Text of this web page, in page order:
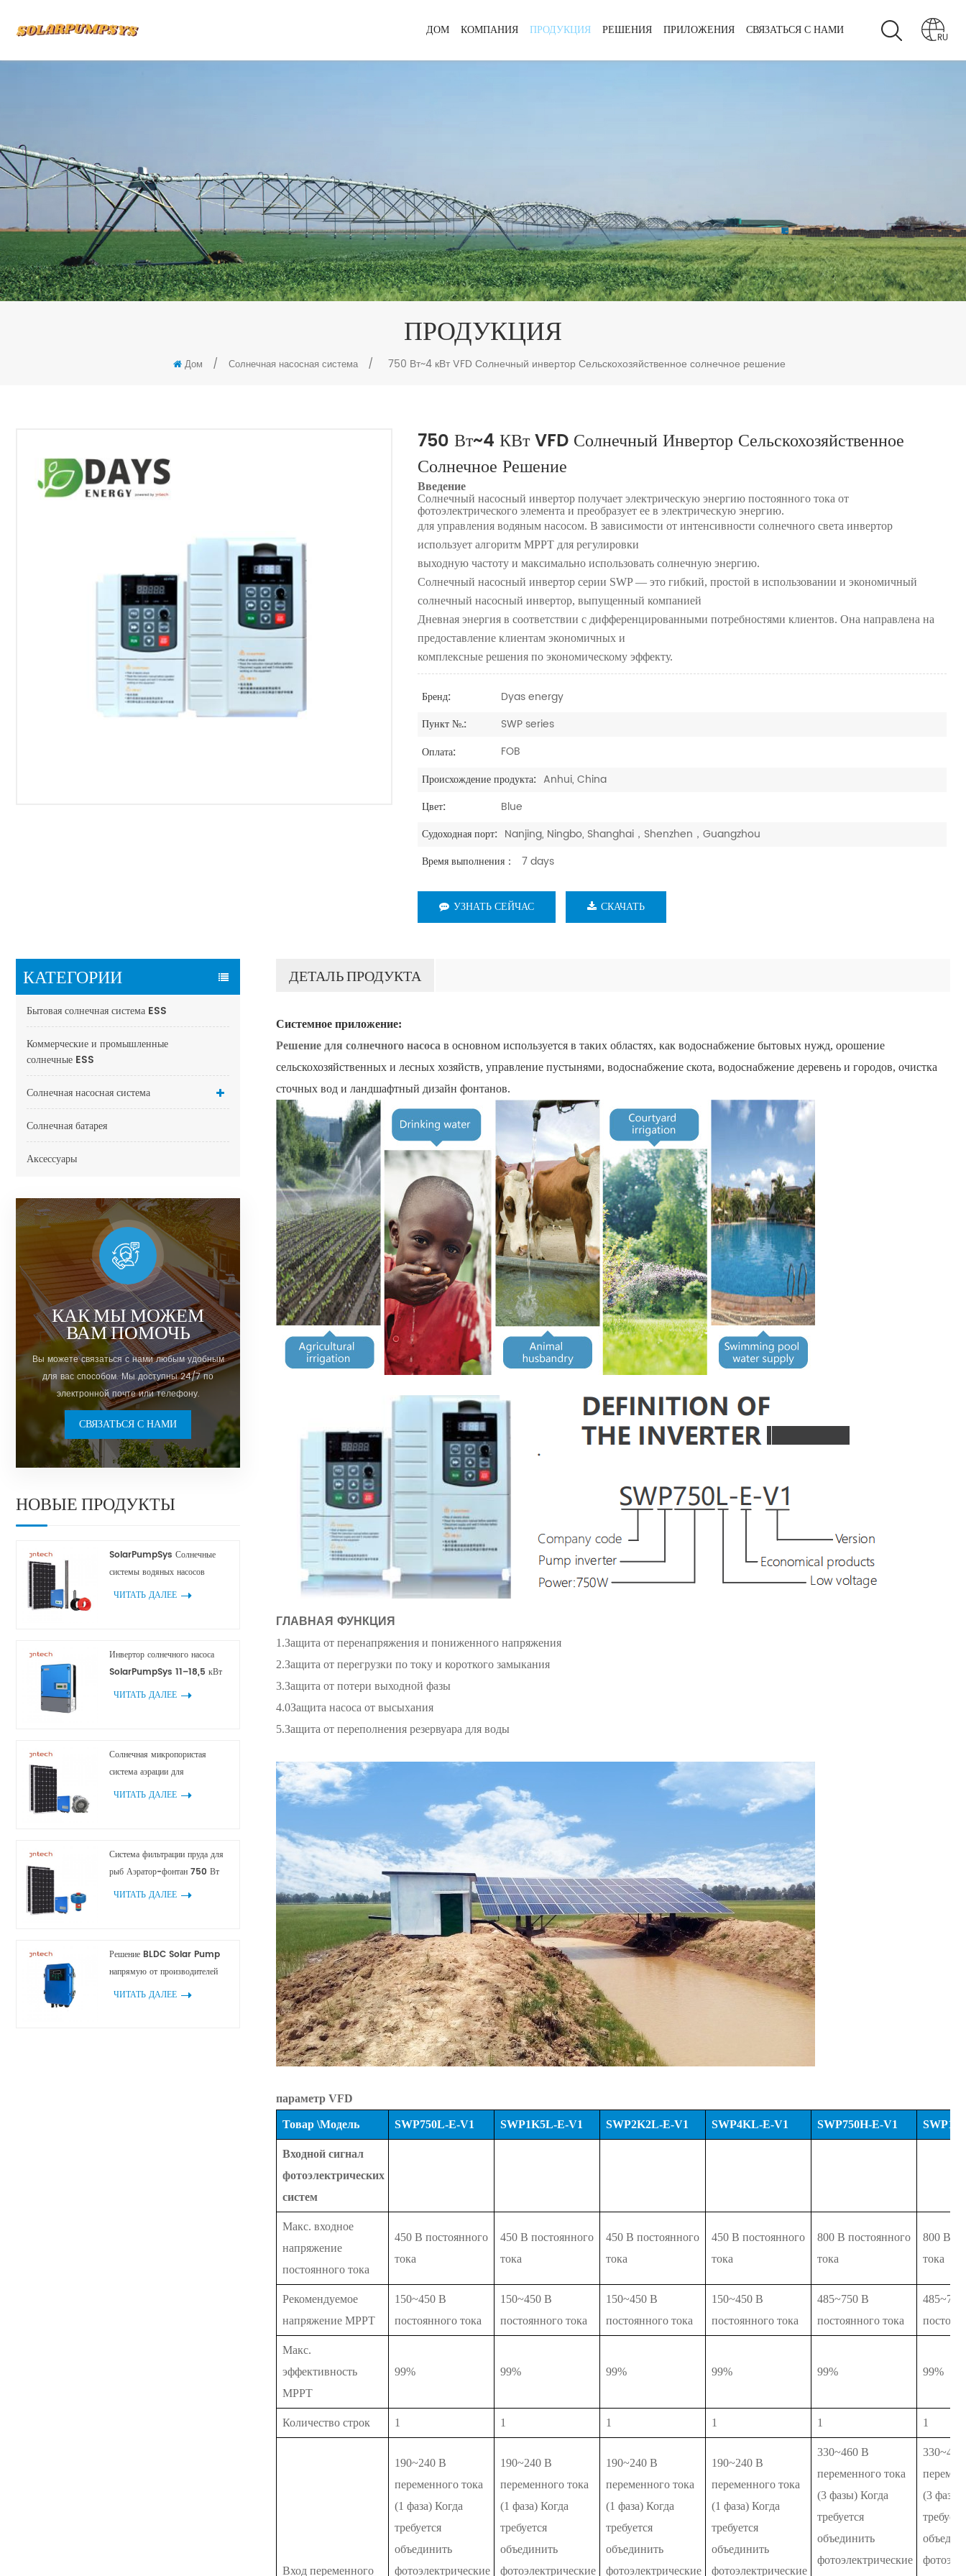
ДОМ КОМПАНИЯ ПРОДУКЦИЯ РЕШЕНИЯ ПРИЛОЖЕНИЯ СВЯЗАТЬСЯ С НАМИ RU
ПРОДУКЦИЯ
Дом / Солнечная насосная система / 750 Вт~4 кВт VFD Солнечный инвертор Сельскохозяйственное солнечное решение
750 Вт~4 КВт VFD Солнечный Инвертор Сельскохозяйственное
Солнечное Решение
Введение
Солнечный насосный инвертор получает электрическую энергию постоянного тока от
фотоэлектрического элемента и преобразует ее в электрическую энергию.
для управления водяным насосом. В зависимости от интенсивности солнечного света инвертор
использует алгоритм MPPT для регулировки
выходную частоту и максимально использовать солнечную энергию.
Солнечный насосный инвертор серии SWP — это гибкий, простой в использовании и экономичный
солнечный насосный инвертор, выпущенный компанией
Дневная энергия в соответствии с дифференцированными потребностями клиентов. Она направлена на
предоставление клиентам экономичных и
комплексные решения по экономическому эффекту.
Бренд:
Dyas energy
Пункт №.:
SWP series
Оплата:
FOB
Происхождение продукта: Anhui, China
Цвет:
Blue
Судоходная порт: Nanjing, Ningbo, Shanghai，Shenzhen，Guangzhou
Время выполнения：
7 days
УЗНАТЬ СЕЙЧАС СКАЧАТЬ
КАТЕГОРИИ
Бытовая солнечная система ESS
Коммерческие и промышленные
солнечные ESS
Солнечная насосная система
Солнечная батарея
Аксессуары
КАК МЫ МОЖЕМ
ВАМ ПОМОЧЬ
Вы можете связаться с нами любым удобным
для вас способом. Мы доступны 24/7 по
электронной почте или телефону.
СВЯЗАТЬСЯ С НАМИ
НОВЫЕ ПРОДУКТЫ
SolarPumpSys Солнечные
системы водяных насосов
ЧИТАТЬ ДАЛЕЕ
Инвертор солнечного насоса
SolarPumpSys 11–18,5 кВт
ЧИТАТЬ ДАЛЕЕ
Солнечная микропористая
система аэрации для
аквакультуры
ЧИТАТЬ ДАЛЕЕ
Система фильтрации пруда для
рыб Аэратор-фонтан 750 Вт
1100 Вт 1500 Вт 2200 Вт
ЧИТАТЬ ДАЛЕЕ
Решение BLDC Solar Pump
напрямую от производителей
ЧИТАТЬ ДАЛЕЕ
ДЕТАЛЬ ПРОДУКТА
Системное приложение:
Решение для солнечного насоса в основном используется в таких областях, как водоснабжение бытовых нужд, орошение
сельскохозяйственных и лесных хозяйств, управление пустынями, водоснабжение скота, водоснабжение деревень и городов, очистка
сточных вод и ландшафтный дизайн фонтанов.
ГЛАВНАЯ ФУНКЦИЯ
1.Защита от перенапряжения и пониженного напряжения
2.Защита от перегрузки по току и короткого замыкания
3.Защита от потери выходной фазы
4.0Защита насоса от высыхания
5.Защита от переполнения резервуара для воды
параметр VFD
Товар \Модель SWP750L-E-V1 SWP1K5L-E-V1 SWP2K2L-E-V1 SWP4KL-E-V1 SWP750H-E-V1
Входной сигнал
фотоэлектрических
систем
Макс. входное
напряжение
постоянного тока
450 В постоянного
тока
450 В постоянного
тока
450 В постоянного
тока
450 В постоянного
тока
800 В постоянного
тока
800 В
тока
Рекомендуемое
напряжение MPPT
150~450 В
постоянного тока
150~450 В
постоянного тока
150~450 В
постоянного тока
150~450 В
постоянного тока
485~750 В
постоянного тока
Макс.
эффективность
MPPT
99% 99% 99% 99% 99% 99%
Количество строк 1 1 1 1 1 1
Вход переменного
190~240 В
переменного тока
(1 фаза) Когда
требуется
объединить
фотоэлектрические
190~240 В
переменного тока
(1 фаза) Когда
требуется
объединить
фотоэлектрические
190~240 В
переменного тока
(1 фаза) Когда
требуется
объединить
фотоэлектрические
190~240 В
переменного тока
(1 фаза) Когда
требуется
объединить
фотоэлектрические
330~460 В
переменного тока
(3 фазы) Когда
требуется
объединить
фотоэлектрические
(3 фазы)